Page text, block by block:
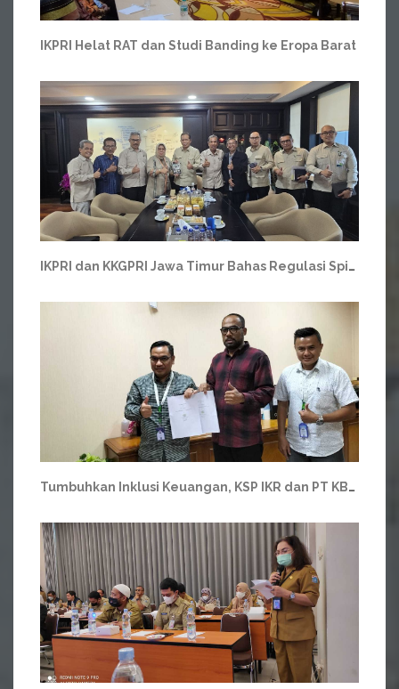
IKPRI Helat RAT dan Studi Banding ke Eropa Barat
IKPRI dan KKGPRI Jawa Timur Bahas Regulasi Spin Off USP menjadi KSP Bersama Menteri Koperasi
Tumbuhkan Inklusi Keuangan, KSP IKR dan PT KBN Graha Medika Jalin Kemitraan